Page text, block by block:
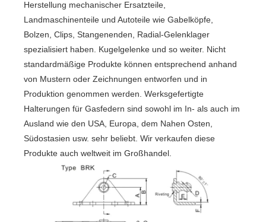
Herstellung mechanischer Ersatzteile,
Landmaschinenteile und Autoteile wie Gabelköpfe,
Bolzen, Clips, Stangenenden, Radial-Gelenklager
spezialisiert haben. Kugelgelenke und so weiter. Nicht
standardmäßige Produkte können entsprechend anhand
von Mustern oder Zeichnungen entworfen und in
Produktion genommen werden. Werksgefertigte
Halterungen für Gasfedern sind sowohl im In- als auch im
Ausland wie den USA, Europa, dem Nahen Osten,
Südostasien usw. sehr beliebt. Wir verkaufen diese
Produkte auch weltweit im Großhandel.